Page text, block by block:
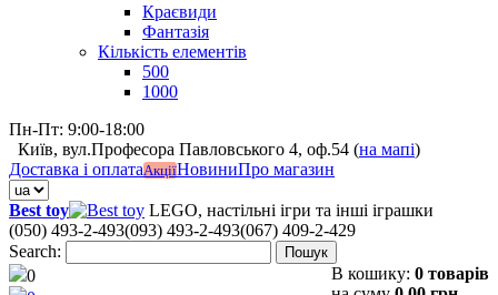
Краєвиди
Фантазія
Кількість елементів
500
1000
Пн-Пт: 9:00-18:00
Київ, вул.Професора Павловського 4, оф.54 (на мапі)
Доставка і оплатаАкціїНовиниПро магазин
Best toy
LEGO, настільні ігри та інші іграшки
(050) 493-2-493(093) 493-2-493(067) 409-2-429
Search:
Пошук
0 В кошику: 0 товарів